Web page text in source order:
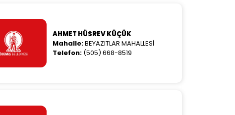
AHMET HÜSREV KÜÇÜK
Mahalle:BEYAZITLAR MAHALLESİ
Telefon:(505) 668-8519